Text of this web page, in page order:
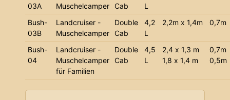
03A
Muschelcamper Cab
L
Bush-
03B
Landcruiser -
Muschelcamper
Double
Cab
4,2
L
2,2m x 1,4m 0,7m
Bush-
04
Landcruiser -
Muschelcamper
für Familien
Double
Cab
4,5
L
2,4 x 1,3 m
1,8 x 1,4 m
0,7m
0,5m